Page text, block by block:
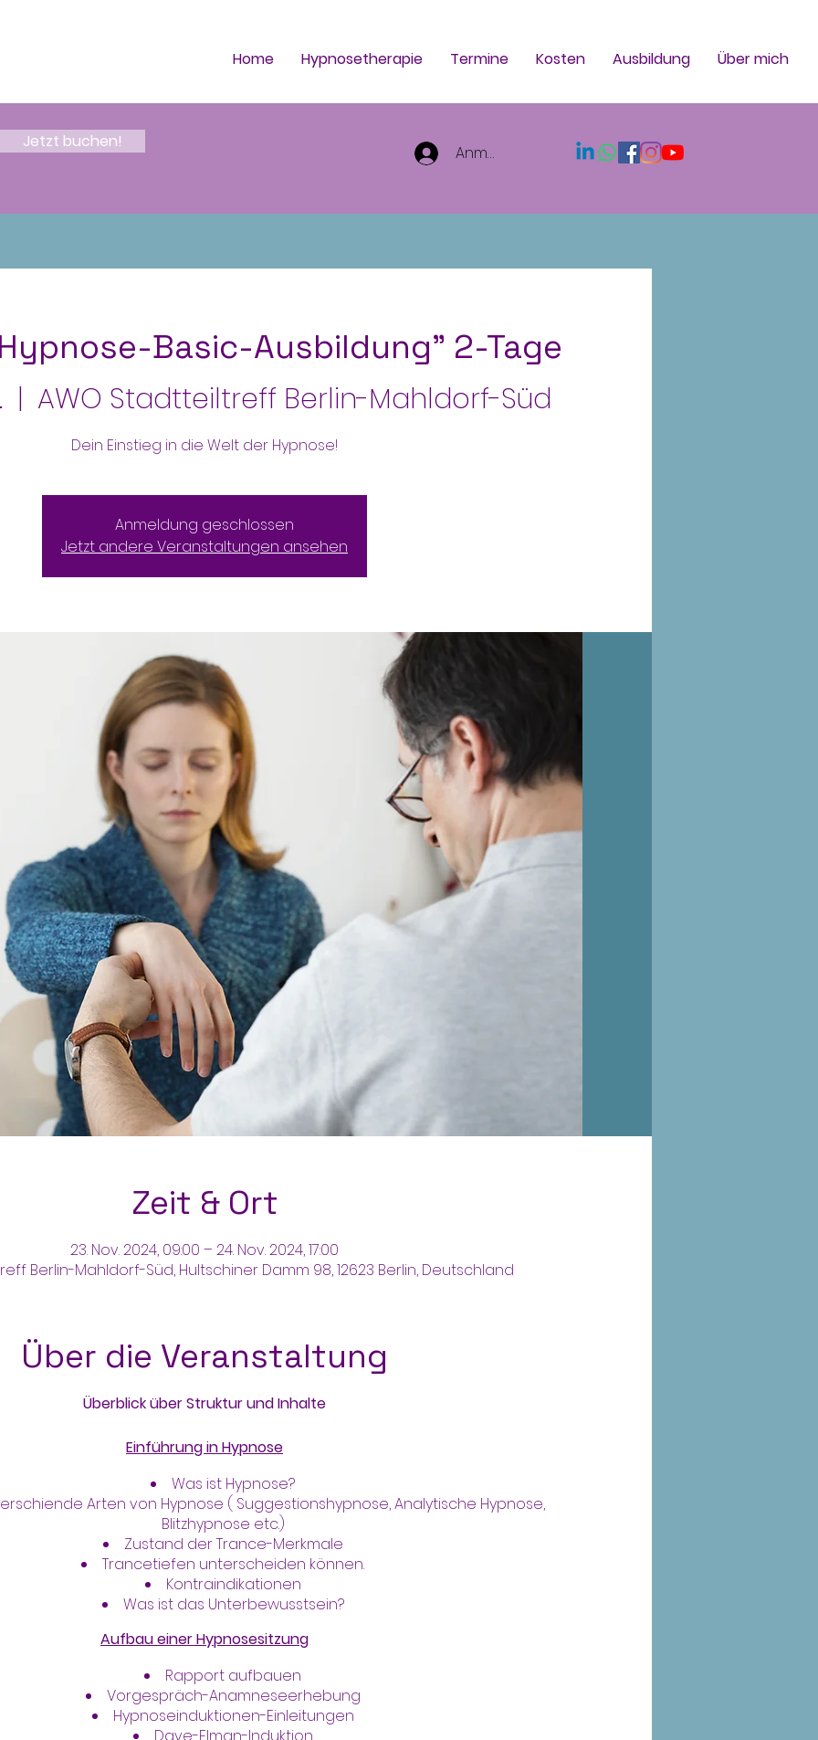
Home Hypnosetherapie Termine Kosten Ausbildung Über mich
Jetzt buchen!
Anmelden
Basic-Ausbildung" 2-Tage
  |
AWO Stadtteiltreff Berlin-Mahldorf-Süd
Dein Einstieg in die Welt der Hypnose!
Anmeldung geschlossen
Jetzt andere Veranstaltungen ansehen
Zeit & Ort
23. Nov. 2024, 09:00 – 24. Nov. 2024, 17:00
Berlin-Mahldorf-Süd, Hultschiner Damm 98, 12623 Berlin, Deutschland
Über die Veranstaltung
Überblick über Struktur und Inhalte
Einführung in Hypnose
Was ist Hypnose?
Arten von Hypnose ( Suggestionshypnose, Analytische Hypnose,
Blitzhypnose etc.)
Zustand der Trance-Merkmale
Trancetiefen unterscheiden können.
Kontraindikationen
Was ist das Unterbewusstsein?
Aufbau einer Hypnosesitzung
Rapport aufbauen
Vorgespräch-Anamneseerhebung
Hypnoseinduktionen-Einleitungen